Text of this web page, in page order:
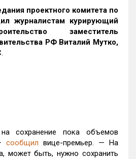
проектного комитета по
журналистам курирующий
заместитель
РФ Виталий Мутко,
.
сохранение пока объемов
сообщил вице-премьер. — На
может быть, нужно сохранить